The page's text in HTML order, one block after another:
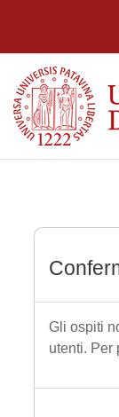
Gli ospiti
utenti. Per